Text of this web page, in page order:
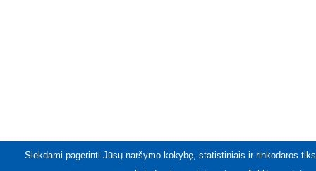
Siekdami pagerinti Jūsų naršymo kokybę, statistiniais ir rinkodaros